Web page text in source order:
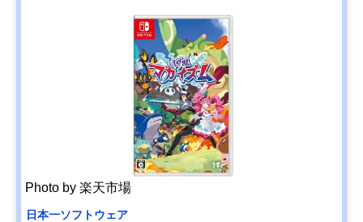
Photo by 楽天市場
日本一ソフトウェア